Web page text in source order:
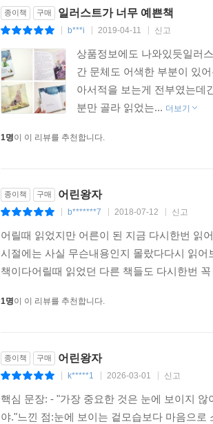
종이책 구매 일러스트가 너무 예쁜책
b***i 2019-04-11 신고
상품정보에도 나와있듯일러
간 문체도 어색한 부분이 있
아서적을 보는게 전부였는데
분만 골라 읽었는... 더보기
1명이 이 리뷰를 추천합니다.
종이책 구매 어린왕자
b*******7 2018-07-12 신고
어릴때 읽었지만 어른이 된 지금 다시한번 읽
시절에는 사실 무슨내용인지 몰랐다다시 읽
책이다어릴때 읽었던 다른 책들도 다시한번
1명이 이 리뷰를 추천합니다.
종이책 구매 어린왕자
k*****1 2026-03-01 신고
핵심 문장: - "가장 중요한 것은 눈에 보이지
야."느낀 점:눈에 보이는 겉모습보다 마음으